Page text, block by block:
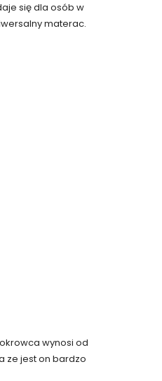
się dla osób w
materac.
wynosi od
ze jest on bardzo